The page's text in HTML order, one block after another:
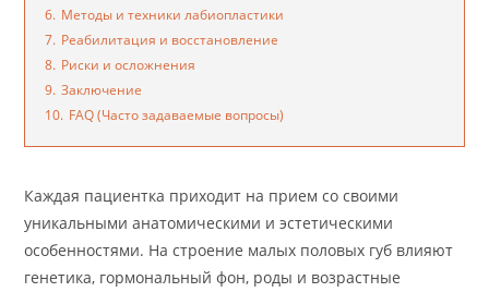
6. Методы и техники лабиопластики
7. Реабилитация и восстановление
8. Риски и осложнения
9. Заключение
10. FAQ (Часто задаваемые вопросы)
Каждая пациентка приходит на прием со своими
уникальными анатомическими и эстетическими
особенностями. На строение малых половых губ влияют
генетика, гормональный фон, роды и возрастные